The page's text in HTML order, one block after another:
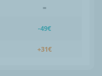
=
-49€
+31€